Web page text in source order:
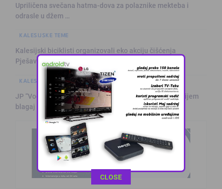
Upriličena svečana hatma-dova za polaznike mekteba i
odrasle u džem …
KALESIJSKE TEME
Kalesijski biciklisti organizovali eko akciju čišćenja
Pješavice
KALESIJSKE TEME
JP “Vodovod i kanalizacija Kalesija”: Javni oglas za prijem
blagaj …
This popup will close in:
CLOSE